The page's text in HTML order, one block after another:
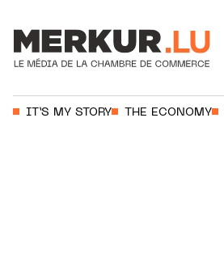
IT’S MY STORY THE ECONOMY